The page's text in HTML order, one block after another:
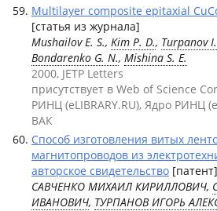
Multilayer composite epitaxial
[статья из журнала]
Mushailov E. S., Kim P. D., Turpanov
Bondarenko G. N., Mishina S. E.
2000, JETP Letters
присутствует в Web of Science
РИНЦ (eLIBRARY.RU), Ядро РИНЦ
ВАК
Способ изготовления витых
магнитопроводов из
авторское свидетельство [патент]
САВЧЕНКО МИХАИЛ КИРИЛЛОВИЧ,
ИВАНОВИЧ, ТУРПАНОВ ИГОРЬ